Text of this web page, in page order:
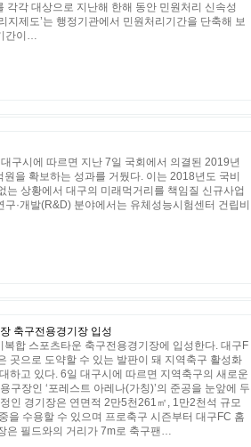
각각 대상으로 지난해 한해 동안 민원처리 신속성
제도’는 행정기관에서 민원처리기간을 단축해 보
간이…
구시에 따르면 지난 7일 국회에서 의결된 2019년
을 확보하는 성과를 거뒀다. 이는 2018년도 국비
상황에서 대구의 미래먹거리를 책임질 신규사업
·개발(R&D) 분야에서는 유체성능시험센터 건립비
축구전용경기장 입성
합 스포츠타운 축구전용경기장에 입성한다. 대구F
곳으로 도약할 수 있는 발판이 돼 지역축구 활성화
하고 있다. 6일 대구시에 따르면 지역축구의 새로운
구장인 ‘포레스트 아레나(가칭)’의 준공을 눈앞에 두
인 경기장은 연면적 2만5천261㎡, 1만2천석 규모
을 수용할 수 있으며 프로축구 시즌부터 대구FC 홈
은 필드와의 거리가 7m로 축구팬…